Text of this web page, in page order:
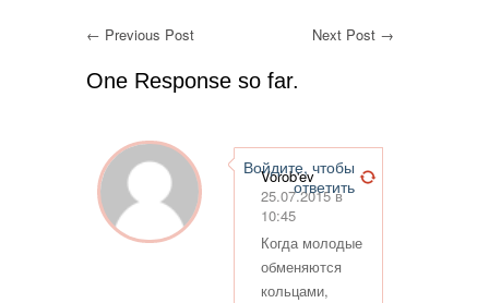
← Previous Post Next Post →
One Response so far.
Vorob'ev
25.07.2015 в
10:45
Когда молодые
обменяются
кольцами,
Войдите, чтобы
ответить